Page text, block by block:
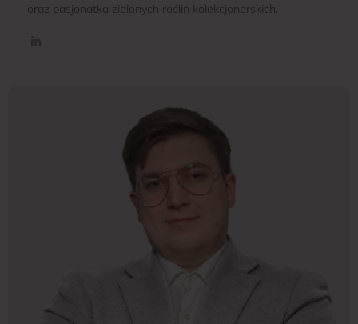
oraz pasjonatka zielonych roślin kolekcjonerskich.